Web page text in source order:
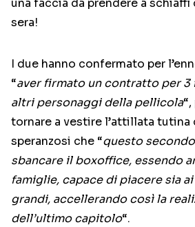
una faccia da prendere a
sera!
I due hanno confermato per
“aver firmato un contratto per
altri personaggi della pellicola
tornare a vestire l’attillata tutina
speranzosi che “questo
sbancare il boxoffice, essendo
famiglie, capace di piacere sia
grandi, accellerando così la
dell’ultimo capitolo“.